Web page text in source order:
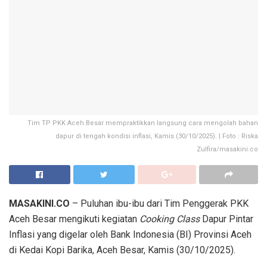
Tim TP PKK Aceh Besar mempraktikkan langsung cara mengolah bahan
dapur di tengah kondisi inflasi, Kamis (30/10/2025). | Foto : Riska
Zulfira/masakini.co
MASAKINI.CO – Puluhan ibu-ibu dari Tim Penggerak PKK
Aceh Besar mengikuti kegiatan Cooking ClassDapur Pintar
Inflasi yang digelar oleh Bank Indonesia (BI) Provinsi Aceh
di Kedai Kopi Barika, Aceh Besar, Kamis (30/10/2025).